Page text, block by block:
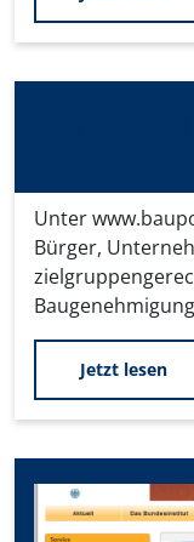
Unter
Bürger,
Jetzt lesen